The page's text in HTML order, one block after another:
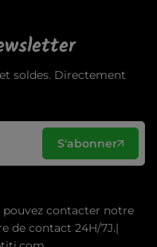
soldes. Directement
S'abonner
pouvez contacter notre
de contact 24H/7J.|